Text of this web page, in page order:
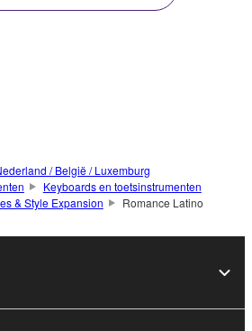
/ België / Luxemburg
Keyboards en toetsinstrumenten
& Style Expansion Romance Latino